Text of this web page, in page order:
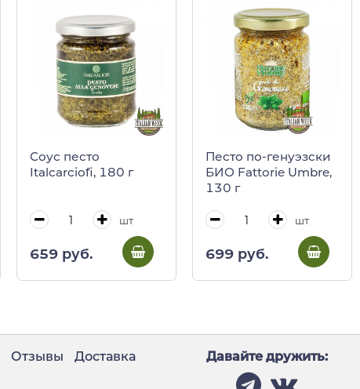
Соус песто
Italcarciofi, 180 г
шт
659 руб.
Песто по-генуэзски
БИО Fattorie Umbre,
130 г
шт
699 руб.
Отзывы
Доставка
Давайте дружить: